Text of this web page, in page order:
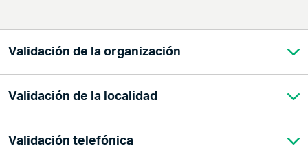
Validación de la organización
Para garantizar que el proceso comience sin problemas,
información proporcionada al finalizar la compra y en tu
Validación de la localidad
Sectigo verificará que su organización esté legalmente
Validación telefónica